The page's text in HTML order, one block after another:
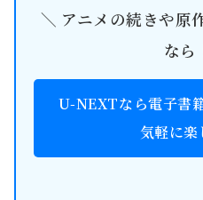
＼ アニメの続きや原
なら
U-NEXTなら電子書
気軽に楽